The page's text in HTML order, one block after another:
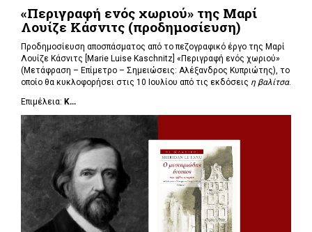
«Περιγραφή ενός χωριού» της Μαρί
Λουίζε Κάσνιτς (προδημοσίευση)
Προδημοσίευση αποσπάσματος από το πεζογραφικό έργο της Μαρί
Λουίζε Κάσνιτς [Marie Luise Kaschnitz] «Περιγραφή ενός χωριού»
(Μετάφραση – Επίμετρο – Σημειώσεις: Αλέξανδρος Κυπριώτης), το
οποίο θα κυκλοφορήσει στις 10 Ιουλίου από τις εκδόσεις η βαλίτσα.
Επιμέλεια: Κ...